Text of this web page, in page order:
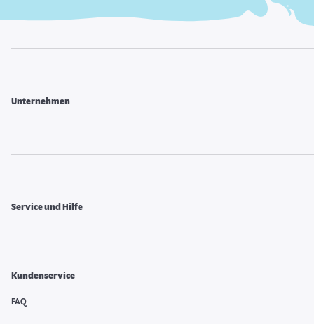
Unternehmen
Service und Hilfe
Kundenservice
FAQ